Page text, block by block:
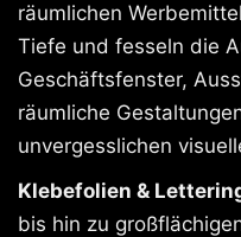
räumlichen
Tiefe und fesseln die
Geschäftsfenster,
räumliche
unvergesslichen
Klebefolien &
bis hin zu